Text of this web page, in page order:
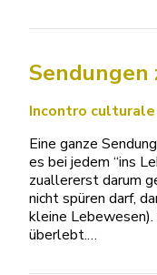
Sendungen
Incontro culturale
Eine ganze
es bei jedem “ins
zuallererst darum
nicht spüren darf,
kleine
überlebt.…